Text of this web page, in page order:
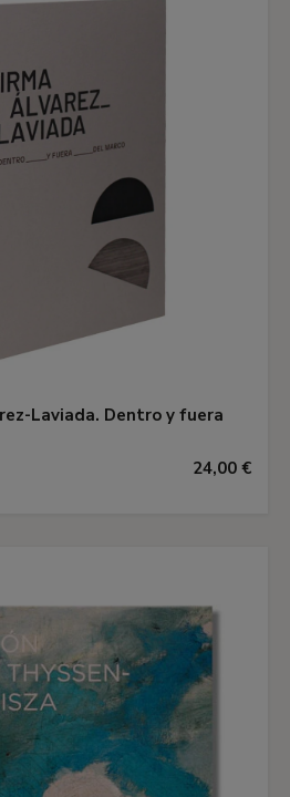
Laviada. Dentro y fuera
24,00 €